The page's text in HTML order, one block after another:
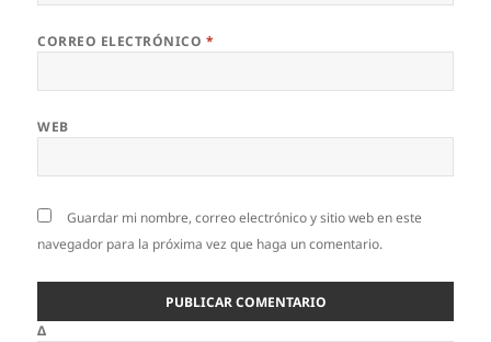
CORREO ELECTRÓNICO *
WEB
Guardar mi nombre, correo electrónico y sitio web en este
navegador para la próxima vez que haga un comentario.
Δ